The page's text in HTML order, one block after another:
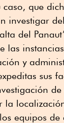
que
investigar
del
las
y
sus
de
la
equipos de